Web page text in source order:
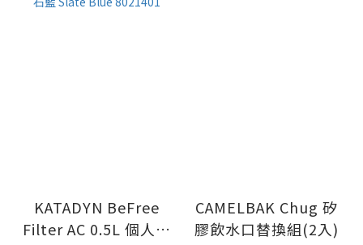
KATADYN BeFree
Filter AC 0.5L 個人隨
CAMELBAK Chug 矽
膠飲水口替換組(2入)